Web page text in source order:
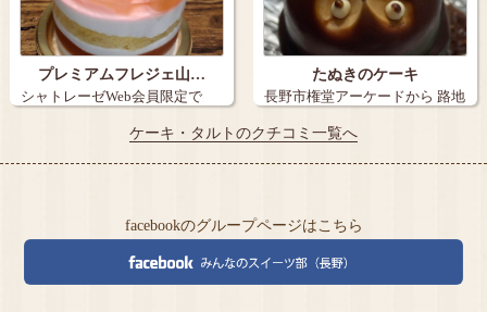
プレミアムフレジェ山…
シャトレーゼWeb会員限定で
たぬきのケーキ
長野市権堂アーケードから 路地
ケーキ・タルトのクチコミ一覧へ
facebookのグループページはこちら